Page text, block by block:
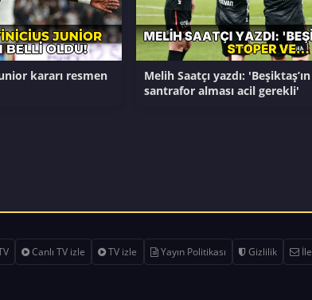
kararı resmen
Melih Saatçı yazdı:
santrafor alması acil gerekli'
Canlı TV izle TV izle Yayın Politikası Gizlilik